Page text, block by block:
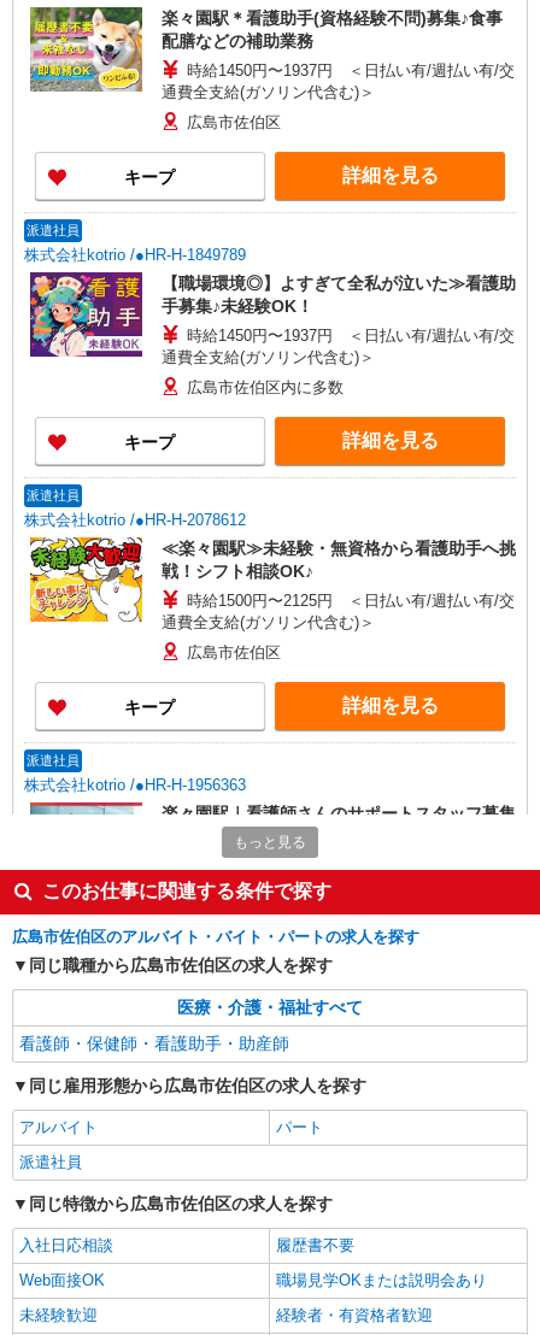
楽々園駅＊看護助手(資格経験不問)募集♪食事
配膳などの補助業務
時給1450円〜1937円 ＜日払い有/週払い有/交
通費全支給(ガソリン代含む)＞
広島市佐伯区
キープ 詳細を見る
派遣社員
株式会社kotrio /●HR-H-1849789
【職場環境◎】よすぎて全私が泣いた≫看護助
手募集♪未経験OK！
時給1450円〜1937円 ＜日払い有/週払い有/交
通費全支給(ガソリン代含む)＞
広島市佐伯区内に多数
キープ 詳細を見る
派遣社員
株式会社kotrio /●HR-H-2078612
≪楽々園駅≫未経験・無資格から看護助手へ挑
戦！シフト相談OK♪
時給1500円〜2125円 ＜日払い有/週払い有/交
通費全支給(ガソリン代含む)＞
広島市佐伯区
キープ 詳細を見る
派遣社員
株式会社kotrio /●HR-H-1956363
楽々園駅｜看護師さんのサポートスタッフ募集
♪医療行為なし
時給1450円〜1937円 ＜日払い有/週払い有/交
通費全支給(ガソリン代含む)＞
広島市佐伯区
キープ
派遣社員
株式会社kotrio /●HR-H-1849769
五日市駅＊看護助手(資格経験不問)募集♪食事
時給1450円〜1937円 ＜日払い有/週払い有/交
佐伯区内/五日市駅徒歩10分
詳細を見る
派遣社員
株式会社kotrio /●HR-H-2078593
もっと見る
このお仕事に関連する条件で探す
広島市佐伯区のアルバイト・バイト・パートの求人を探す
同じ職種から広島市佐伯区の求人を探す
医療・介護・福祉すべて
看護師・保健師・看護助手・助産師
同じ雇用形態から広島市佐伯区の求人を探す
アルバイト
パート
派遣社員
同じ特徴から広島市佐伯区の求人を探す
入社日応相談
履歴書不要
Web面接OK
職場見学OKまたは説明会あり
未経験歓迎
経験者・有資格者歓迎